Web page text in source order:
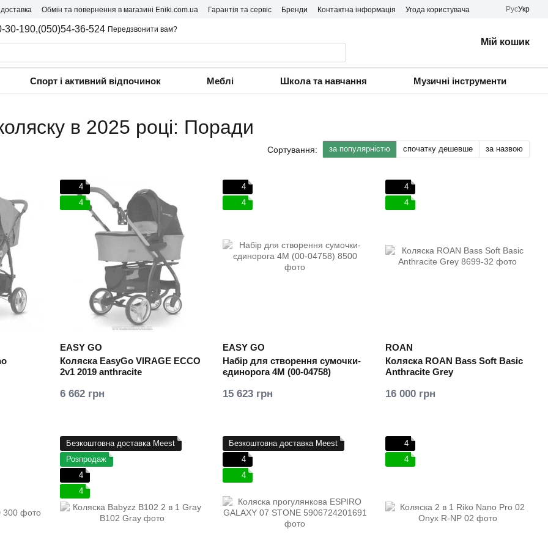
Обмін та повернення в магазині Eniki.com.ua Гарантія та сервіс Бренди Контактна інформація Угода користувача РусУкр
30-190,(050)54-36-524 Передзвонити вам?
Мій кошик
Спорт і активний відпочинок Меблі Школа та навчання Музичні інструменти
в 2025 році: Поради
Сортування: за популярністю спочатку дешевше за назвою
4
4
EASY GO
Коляска EasyGo VIRAGE ECCO
2v1 2019 anthracite
6 662 грн
4
4
EASY GO
Набір для створення сумочки-
єдинорога 4M (00-04758)
15 623 грн
4
4
ROAN
Коляска ROAN Bass Soft Basic
Anthracite Grey
16 000 грн
Безкоштовна доставка Meest
Розпродаж
4
4
Безкоштовна доставка Meest
4
4
4
4